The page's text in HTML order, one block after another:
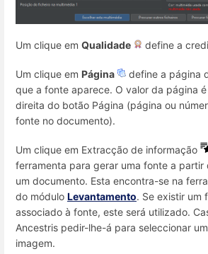
Um clique em Qualidade define a
Um clique em Página
define a página
que a fonte aparece. O valor da página
direita do botão Página (página ou
fonte no documento).
Um clique em Extracção de informação
ferramenta para gerar uma fonte a partir
um documento. Esta encontra-se na
do módulo Levantamento. Se existir um
associado à fonte, este será utilizado.
Ancestris pedir-lhe-á para seleccionar
imagem.